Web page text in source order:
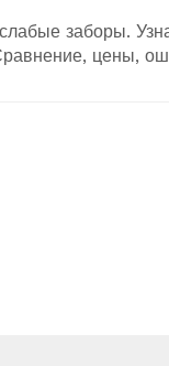
заборы.
цены,